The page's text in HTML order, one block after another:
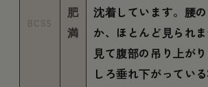
BCS5
肥
満
沈着しています。腰
か、ほとんど見られ
見て腹部の吊り上が
しろ垂れ下がっている